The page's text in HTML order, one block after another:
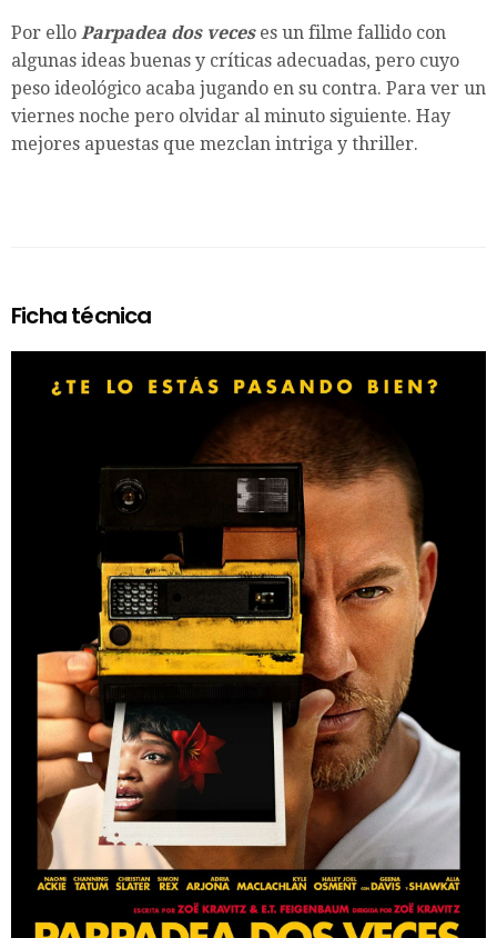
Por ello Parpadea dos veceses un filme fallido con
algunas ideas buenas y críticas adecuadas, pero cuyo
peso ideológico acaba jugando en su contra. Para ver un
viernes noche pero olvidar al minuto siguiente. Hay
mejores apuestas que mezclan intriga y thriller.
Ficha técnica